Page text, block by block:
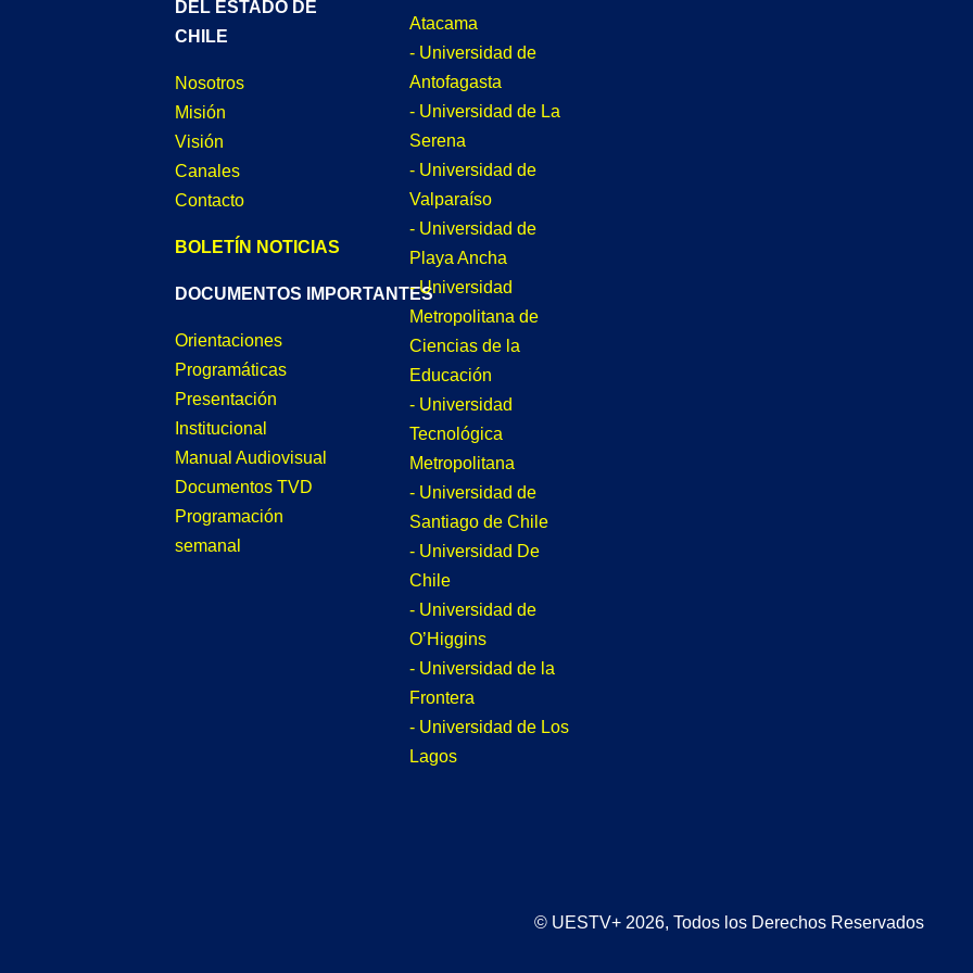
DEL ESTADO DE
CHILE
Nosotros
Misión
Visión
Canales
Contacto
BOLETÍN NOTICIAS
DOCUMENTOS IMPORTANTES
Orientaciones
Programáticas
Presentación
Institucional
Manual Audiovisual
Documentos TVD
Programación
semanal
Atacama
- Universidad de
Antofagasta
- Universidad de La
Serena
- Universidad de
Valparaíso
- Universidad de
Playa Ancha
- Universidad
Metropolitana de
Ciencias de la
Educación
- Universidad
Tecnológica
Metropolitana
- Universidad de
Santiago de Chile
- Universidad De
Chile
- Universidad de
O’Higgins
- Universidad de la
Frontera
- Universidad de Los
Lagos
© UESTV+ 2026, Todos los Derechos Reservados